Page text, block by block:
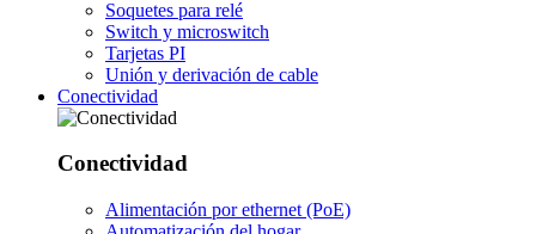
Soquetes para relé
Switch y microswitch
Tarjetas PI
Unión y derivación de cable
Conectividad
Conectividad
Alimentación por ethernet (PoE)